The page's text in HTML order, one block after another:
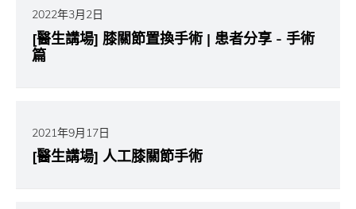
2022年3月2日
[醫生講場] 膝關節置換手術 | 患者分享 - 手術
篇
2021年9月17日
[醫生講場] 人工膝關節手術